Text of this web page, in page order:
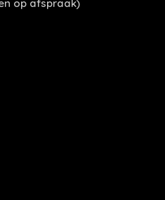
op afspraak)